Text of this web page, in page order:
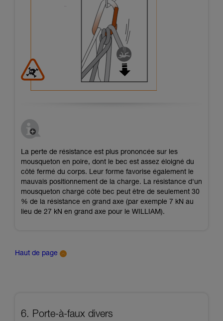
La perte de résistance est plus prononcée sur les
mousqueton en poire, dont le bec est assez éloigné du
côté fermé du corps. Leur forme favorise également le
mauvais positionnement de la charge. La résistance d'un
mousqueton chargé côté bec peut être de seulement 30
% de la résistance en grand axe (par exemple 7 kN au
lieu de 27 kN en grand axe pour le WILLIAM).
Haut de page
6. Porte-à-faux divers